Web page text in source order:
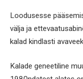
Loodusesse
välja ja
kalad kindlasti
Kalade geneetiline